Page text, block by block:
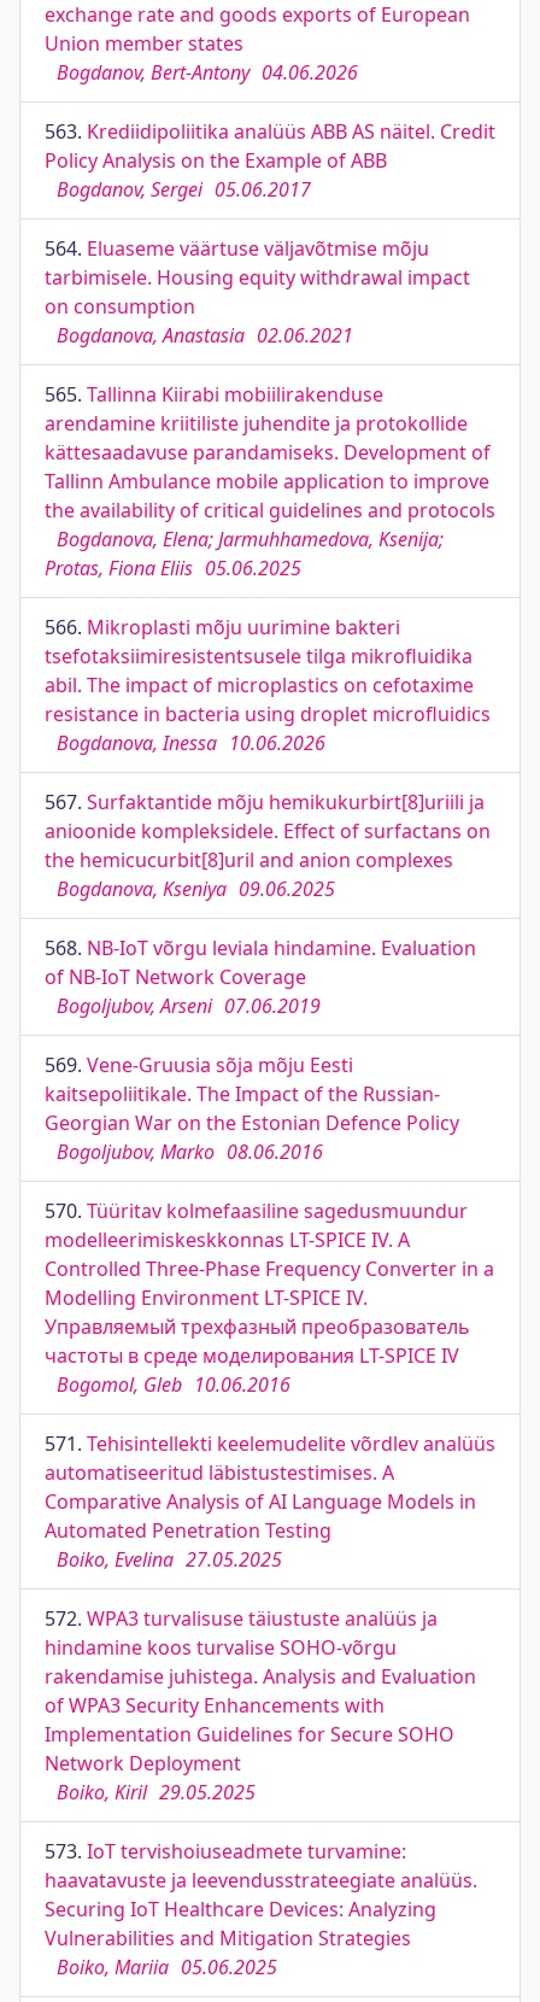
exchange rate and goods exports of European
Union member states
Bogdanov, Bert-Antony 04.06.2026
563. Krediidipoliitika analüüs ABB AS näitel. Credit
Policy Analysis on the Example of ABB
Bogdanov, Sergei 05.06.2017
564. Eluaseme väärtuse väljavõtmise mõju
tarbimisele. Housing equity withdrawal impact
on consumption
Bogdanova, Anastasia 02.06.2021
565. Tallinna Kiirabi mobiilirakenduse
arendamine kriitiliste juhendite ja protokollide
kättesaadavuse parandamiseks. Development of
Tallinn Ambulance mobile application to improve
the availability of critical guidelines and protocols
Bogdanova, Elena; Jarmuhhamedova, Ksenija;
Protas, Fiona Eliis 05.06.2025
566. Mikroplasti mõju uurimine bakteri
tsefotaksiimiresistentsusele tilga mikrofluidika
abil. The impact of microplastics on cefotaxime
resistance in bacteria using droplet microfluidics
Bogdanova, Inessa 10.06.2026
567. Surfaktantide mõju hemikukurbirt[8]uriili ja
anioonide kompleksidele. Effect of surfactans on
the hemicucurbit[8]uril and anion complexes
Bogdanova, Kseniya 09.06.2025
568. NB-IoT võrgu leviala hindamine. Evaluation
of NB-IoT Network Coverage
Bogoljubov, Arseni 07.06.2019
569. Vene-Gruusia sõja mõju Eesti
kaitsepoliitikale. The Impact of the Russian-
Georgian War on the Estonian Defence Policy
Bogoljubov, Marko 08.06.2016
570. Tüüritav kolmefaasiline sagedusmuundur
modelleerimiskeskkonnas LT-SPICE IV. A
Controlled Three-Phase Frequency Converter in a
Modelling Environment LT-SPICE IV.
Управляемый трехфазный преобразователь
частоты в среде моделирования LT-SPICE IV
Bogomol, Gleb 10.06.2016
571. Tehisintellekti keelemudelite võrdlev analüüs
automatiseeritud läbistustestimises. A
Comparative Analysis of AI Language Models in
Automated Penetration Testing
Boiko, Evelina 27.05.2025
572. WPA3 turvalisuse täiustuste analüüs ja
hindamine koos turvalise SOHO-võrgu
rakendamise juhistega. Analysis and Evaluation
of WPA3 Security Enhancements with
Implementation Guidelines for Secure SOHO
Network Deployment
Boiko, Kiril 29.05.2025
573. IoT tervishoiuseadmete turvamine:
haavatavuste ja leevendusstrateegiate analüüs.
Securing IoT Healthcare Devices: Analyzing
Vulnerabilities and Mitigation Strategies
Boiko, Mariia 05.06.2025